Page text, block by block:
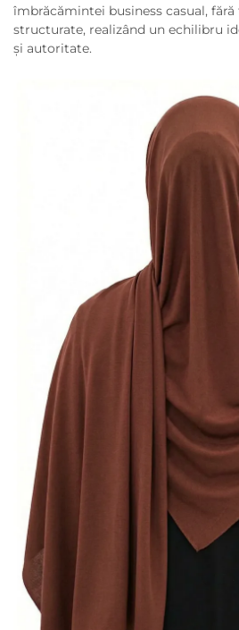
îmbrăcămintei business casual,
structurate, realizând un echilibru
și autoritate.